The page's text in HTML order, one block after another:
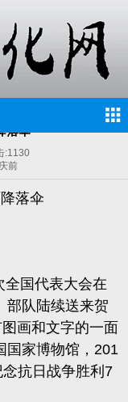
落伞
:1130
前
落伞
全国代表大会在
部队陆续送来贺
画和文字的一面
国家博物馆，201
抗日战争胜利7